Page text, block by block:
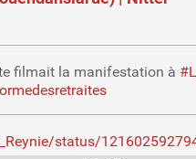
filmait la manifestation à
status/